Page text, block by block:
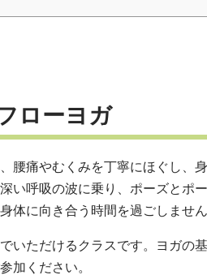
ローヨガ
腰痛やむくみを丁寧にほぐし、
い呼吸の波に乗り、ポーズとポ
体に向き合う時間を過ごしません
いただけるクラスです。ヨガの
加ください。